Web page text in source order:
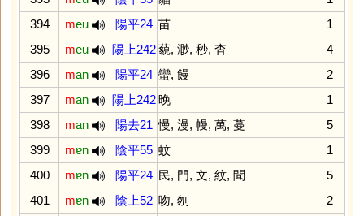
394
meu 陽平24 苗
1
395
meu 陽上242 藐, 渺, 秒, 杳
4
396
man 陽平24 蠻, 饅
2
397
man 陽上242 晚
1
398
man 陽去21 慢, 漫, 幔, 萬, 蔓
5
399
mɐn 陰平55 蚊
1
400
mɐn 陽平24 民, 門, 文, 紋, 聞
5
401
mɐn 陰上52 吻, 刎
2